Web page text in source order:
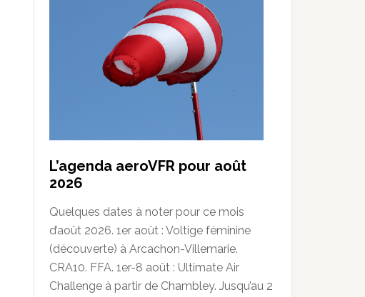
L’agenda aeroVFR pour août
2026
Quelques dates à noter pour ce mois
d’août 2026. 1er août : Voltige féminine
(découverte) à Arcachon-Villemarie.
CRA10. FFA. 1er-8 août : Ultimate Air
Challenge à partir de Chambley. Jusqu’au 2